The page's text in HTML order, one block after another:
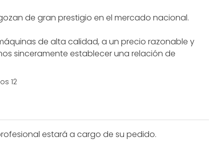
de gran prestigio en el mercado nacional.
de alta calidad, a un precio razonable y
sinceramente establecer una relación de
estará a cargo de su pedido.